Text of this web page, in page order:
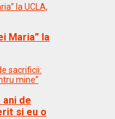
Maria” la
ani de
si eu o